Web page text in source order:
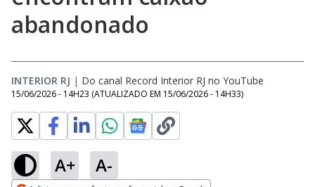
abandonado
INTERIOR RJ | Do canal Record Interior RJ no YouTube
15/06/2026 - 14H23 (ATUALIZADO EM 15/06/2026 - 14H33)
A+ A-